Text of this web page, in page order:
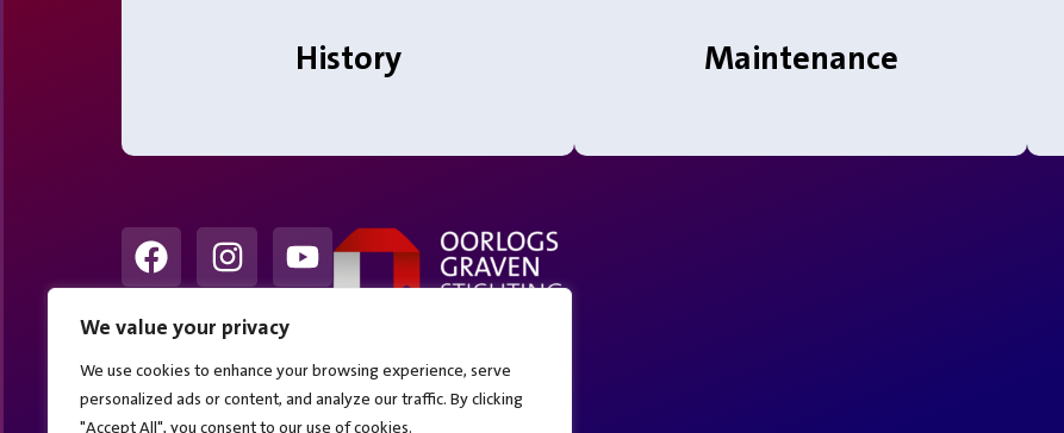
We value your privacy
We use cookies to enhance your browsing experience, serve
personalized ads or content, and analyze our traffic. By clicking
"Accept All", you consent to our use of cookies.
History Maintenance
Webdeveloper.id menyediakan jasa pembuatan websiteprofesional untuk bisnis Anda yang mencakup desain modern dan kekinian. Dengan pengalaman lebih dari 1500+ project dan portofolio yang kuat, kami
memastikan situs web Anda akan menonjol dan memenuhi kebutuhan bisnis Anda.